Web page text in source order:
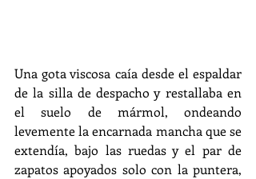
Una gota viscosa caía desde el espaldar
de la silla de despacho y restallaba en
el suelo de mármol, ondeando
levemente la encarnada mancha que se
extendía, bajo las ruedas y el par de
zapatos apoyados solo con la puntera,